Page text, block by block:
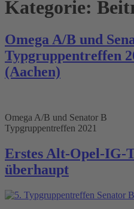
Kategorie:
Omega A/B und
Typgruppentreffen
(Aachen)
Omega A/B und Senator B
Typgruppentreffen 2021
Erstes Alt-Opel-IG-
überhaupt